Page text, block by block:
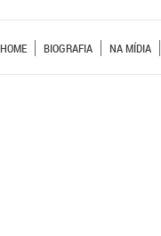
HOME BIOGRAFIA NA MÍDIA